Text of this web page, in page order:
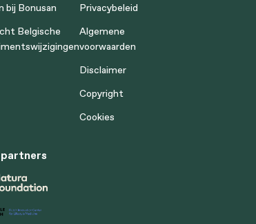
bij Bonusan
Belgische
Privacybeleid
Algemene
voorwaarden
Disclaimer
Copyright
Cookies